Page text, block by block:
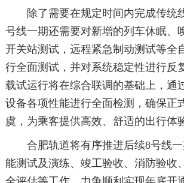
除了需要在规定时间内完成传统
号线一期还需要对新增的列车休眠、
开关站测试，远程紧急制动测试等全
行全面测试，并对系统稳定性进行反
载试运行将在综合联调的基础上，通
设备各项性能进行全面检测，确保正
虞，为乘客提供高效、舒适的出行体
合肥轨道将有序推进后续8号线一
能测试及演练、竣工验收、消防验收